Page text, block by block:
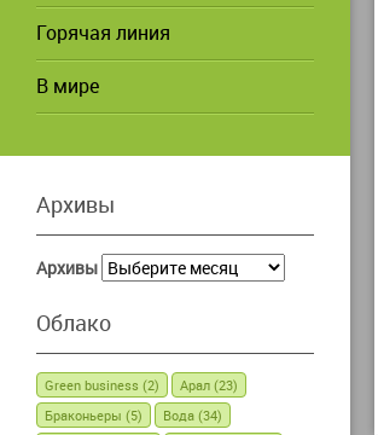
Горячая линия
В мире
Архивы
Архивы
Облако
Green business (2) Арал (23)
Браконьеры (5) Вода (34)